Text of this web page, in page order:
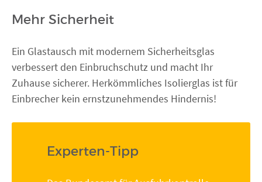
Mehr Sicherheit
Ein Glastausch mit modernem Sicherheitsglas
verbessert den Einbruchschutz und macht Ihr
Zuhause sicherer. Herkömmliches Isolierglas ist für
Einbrecher kein ernstzunehmendes Hindernis!
Experten-Tipp